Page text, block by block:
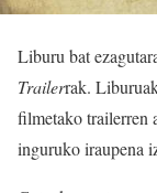
Liburu bat
Trailerrak.
filmetako trailerren
inguruko iraupena